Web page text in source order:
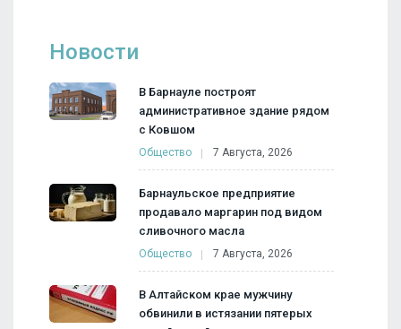
Новости
В Барнауле построят
административное здание рядом
с Ковшом
Общество 7 Августа, 2026
Барнаульское предприятие
продавало маргарин под видом
сливочного масла
Общество 7 Августа, 2026
В Алтайском крае мужчину
обвинили в истязании пятерых